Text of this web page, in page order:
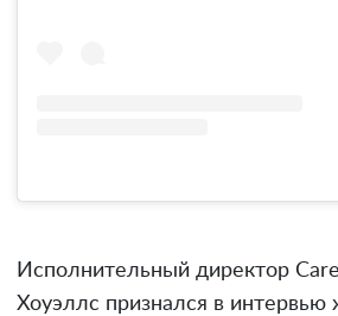
Исполнительный директор
Хоуэллс признался в интервью